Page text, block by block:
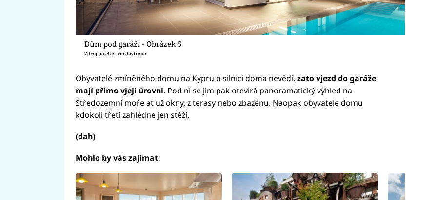
Dům pod garáží - Obrázek 5
Zdroj: archiv Vardastudio
Obyvatelé zmíněného domu na Kypru o silnici doma nevědí, zato vjezd do garáže
mají přímo vjejí úrovni. Pod ní se jim pak otevírá panoramatický výhled na
Středozemní moře ať už okny, z terasy nebo zbazénu. Naopak obyvatele domu
kdokoli třetí zahlédne jen stěží.
(dah)
Mohlo by vás zajímat: